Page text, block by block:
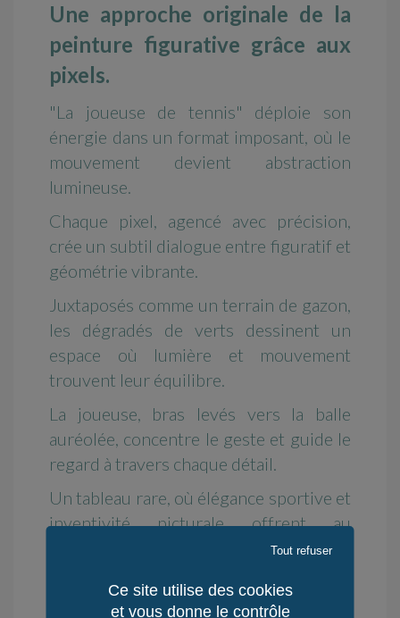
Une approche originale de la
peinture figurative grâce aux
pixels.
"La joueuse de tennis" déploie son
énergie dans un format imposant, où le
mouvement devient abstraction
lumineuse.
Chaque pixel, agencé avec précision,
crée un subtil dialogue entre figuratif et
géométrie vibrante.
Juxtaposés comme un terrain de gazon,
les dégradés de verts dessinent un
espace où lumière et mouvement
trouvent leur équilibre.
La joueuse, bras levés vers la balle
auréolée, concentre le geste et guide le
regard à travers chaque détail.
Un tableau rare, où élégance sportive et
inventivité picturale offrent au
collectionneur une toile monumentale
même de l'oeuvre.
Ce site utilise des cookies
et vous donne le contrôle
Tout refuser